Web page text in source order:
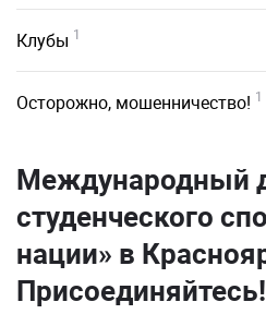
Клубы 1
Осторожно, мошенничество! 1
Международный
студенческого
нации» в
Присоединяйтесь!